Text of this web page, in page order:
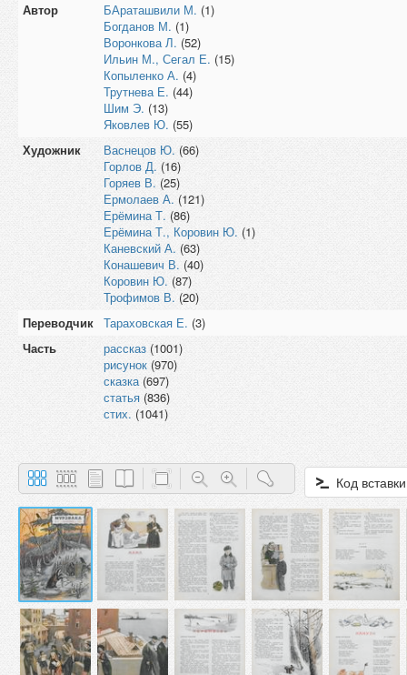
Автор
БАраташвили М. (1)
Богданов М. (1)
Воронкова Л. (52)
Ильин М., Сегал Е. (15)
Копыленко А. (4)
Трутнева Е. (44)
Шим Э. (13)
Яковлев Ю. (55)
Художник
Васнецов Ю. (66)
Горлов Д. (16)
Горяев В. (25)
Ермолаев А. (121)
Ерёмина Т. (86)
Ерёмина Т., Коровин Ю. (1)
Каневский А. (63)
Конашевич В. (40)
Коровин Ю. (87)
Трофимов В. (20)
Переводчик Тараховская Е. (3)
Часть
рассказ (1001)
рисунок (970)
сказка(697)
статья (836)
стих. (1041)
Код вставки